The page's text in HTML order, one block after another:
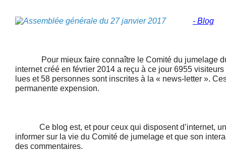
- Blog
Pour mieux faire connaître le Comité du jumelage du
internet créé en février 2014 a reçu à ce jour 6955
lues et 58 personnes sont inscrites à la « news-letter ».
permanente expension.
Ce blog est, et pour ceux qui disposent d’internet, un
informer sur la vie du Comité de jumelage et que son
des commentaires.